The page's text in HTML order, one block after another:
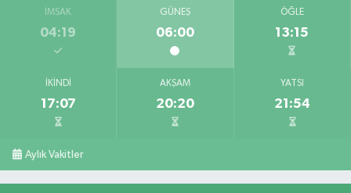
İMSAK
04:19
GÜNEŞ
06:00
ÖĞLE
13:15
İKINDI
17:07
AKŞAM
20:20
YATSI
21:54
Aylık Vakitler